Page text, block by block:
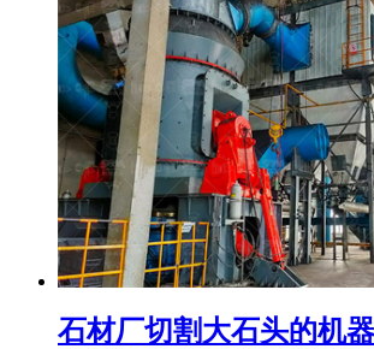
石材厂切割大石头的机